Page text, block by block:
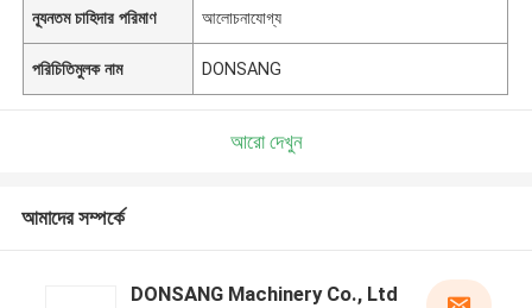
ন্যূনতম চাহিদার পরিমাণ আলোচনাযোগ্য
পরিচিতিমুলক নাম DONSANG
আরো দেখুন
আমাদের সম্পর্কে
DONSANG Machinery Co., Ltd